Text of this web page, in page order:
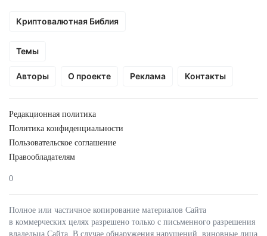
Криптовалютная Библия
Темы
Авторы О проекте Реклама Контакты
Редакционная политика
Политика конфиденциальности
Пользовательское соглашение
Правообладателям
0
Полное или частичное копирование материалов Сайта
в коммерческих целях разрешено только с письменного разрешения
владельца Сайта. В случае обнаружения нарушений, виновные лица